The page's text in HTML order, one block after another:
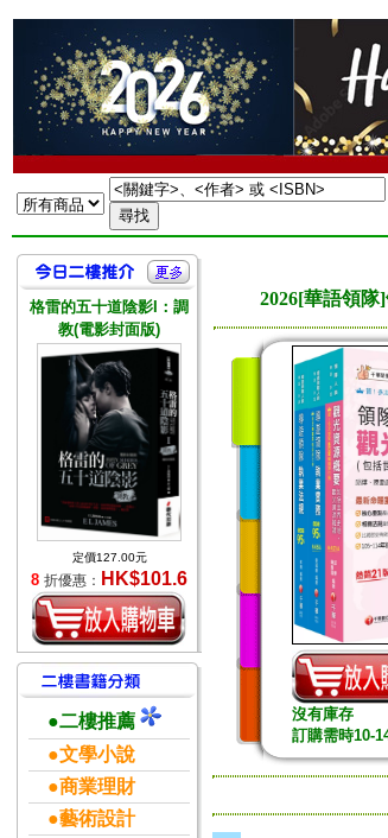
格雷的五十道陰影I：調
教(電影封面版)
定價127.00元
8 折優惠： HK$101.6
●二樓推薦
●文學小說
●商業理財
●藝術設計
2026[華語領隊
沒有庫存
訂購需時10-